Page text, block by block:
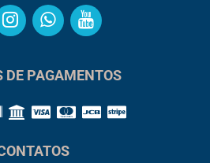
DE PAGAMENTOS